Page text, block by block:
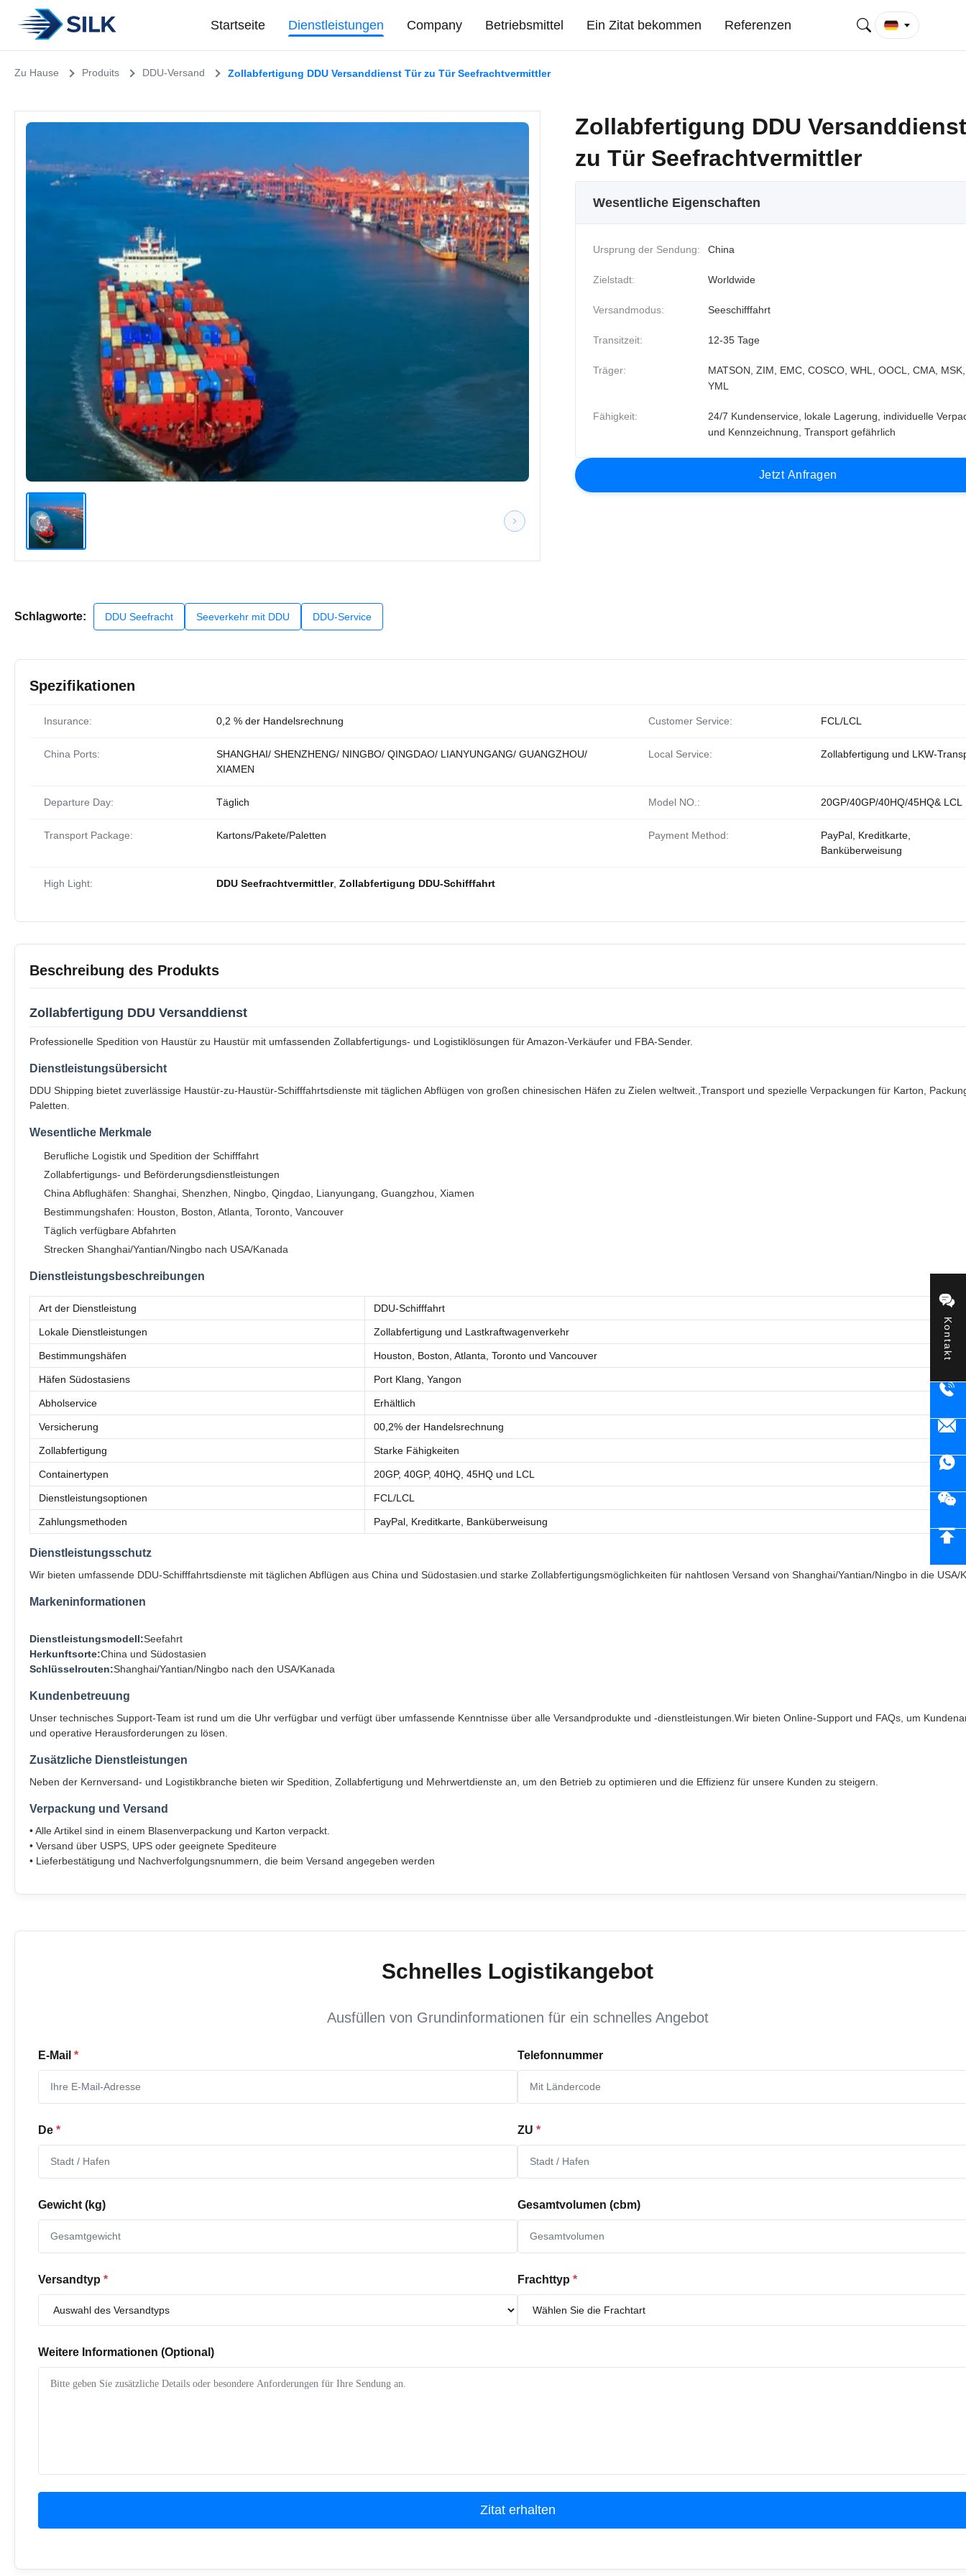
Kontakt
Startseite Dienstleistungen Company Betriebsmittel Ein Zitat bekommen Referenzen
Zu Hause Produits DDU-Versand Zollabfertigung DDU Versanddienst Tür zu Tür Seefrachtvermittler
Zollabfertigung DDU
zu Tür Seefrachtvermittler
Wesentliche Eigenschaften
Ursprung der Sendung: China
Zielstadt: Worldwide
Versandmodus: Seeschifffahrt
Transitzeit: 12-35 Tage
Träger:
MATSON, ZIM, EMC, COSCO, WHL, OOCL, CMA,
YML
Fähigkeit:
24/7 Kundenservice, lokale Lagerung, individuelle
und Kennzeichnung, Transport gefährlich
Jetzt Anfragen
Schlagworte: DDU Seefracht Seeverkehr mit DDU DDU-Service
Spezifikationen
Insurance: 0,2 % der Handelsrechnung Customer Service: FCL/LCL
China Ports:
SHANGHAI/ SHENZHENG/ NINGBO/ QINGDAO/ LIANYUNGANG/ GUANGZHOU/
XIAMEN
Local Service: Zollabfertigung und LKW-
Departure Day: Täglich Model NO.: 20GP/40GP/40HQ/45HQ& LCL
Transport Package: Kartons/Pakete/Paletten Payment Method:
PayPal, Kreditkarte,
Banküberweisung
High Light: DDU Seefrachtvermittler, Zollabfertigung DDU-Schifffahrt
Beschreibung des Produkts
Zollabfertigung DDU Versanddienst
Professionelle Spedition von Haustür zu Haustür mit umfassenden Zollabfertigungs- und Logistiklösungen für Amazon-Verkäufer und FBA-Sender.
Dienstleistungsübersicht
DDU Shipping bietet zuverlässige Haustür-zu-Haustür-Schifffahrtsdienste mit täglichen Abflügen von großen chinesischen Häfen zu Zielen weltweit.,Transport und spezielle Verpackungen für Karton,
Paletten.
Wesentliche Merkmale
Berufliche Logistik und Spedition der Schifffahrt
Zollabfertigungs- und Beförderungsdienstleistungen
China Abflughäfen: Shanghai, Shenzhen, Ningbo, Qingdao, Lianyungang, Guangzhou, Xiamen
Bestimmungshafen: Houston, Boston, Atlanta, Toronto, Vancouver
Täglich verfügbare Abfahrten
Strecken Shanghai/Yantian/Ningbo nach USA/Kanada
Dienstleistungsbeschreibungen
Art der Dienstleistung DDU-Schifffahrt
Lokale Dienstleistungen Zollabfertigung und Lastkraftwagenverkehr
Bestimmungshäfen Houston, Boston, Atlanta, Toronto und Vancouver
Häfen Südostasiens Port Klang, Yangon
Abholservice Erhältlich
Versicherung 00,2% der Handelsrechnung
Zollabfertigung Starke Fähigkeiten
Containertypen 20GP, 40GP, 40HQ, 45HQ und LCL
Dienstleistungsoptionen FCL/LCL
Zahlungsmethoden PayPal, Kreditkarte, Banküberweisung
Dienstleistungsschutz
Wir bieten umfassende DDU-Schifffahrtsdienste mit täglichen Abflügen aus China und Südostasien.und starke Zollabfertigungsmöglichkeiten für nahtlosen Versand von Shanghai/Yantian/Ningbo in die USA/
Markeninformationen
Dienstleistungsmodell:Seefahrt
Herkunftsorte:China und Südostasien
Schlüsselrouten:Shanghai/Yantian/Ningbo nach den USA/Kanada
Kundenbetreuung
Unser technisches Support-Team ist rund um die Uhr verfügbar und verfügt über umfassende Kenntnisse über alle Versandprodukte und -dienstleistungen.Wir bieten Online-Support und FAQs, um
und operative Herausforderungen zu lösen.
Zusätzliche Dienstleistungen
Neben der Kernversand- und Logistikbranche bieten wir Spedition, Zollabfertigung und Mehrwertdienste an, um den Betrieb zu optimieren und die Effizienz für unsere Kunden zu steigern.
Verpackung und Versand
• Alle Artikel sind in einem Blasenverpackung und Karton verpackt.
• Versand über USPS, UPS oder geeignete Spediteure
• Lieferbestätigung und Nachverfolgungsnummern, die beim Versand angegeben werden
Schnelles Logistikangebot
Ausfüllen von Grundinformationen für ein schnelles Angebot
E-Mail * Telefonnummer
De * ZU *
Gewicht (kg) Gesamtvolumen (cbm)
Versandtyp * Frachttyp *
Weitere Informationen (Optional)
Zitat erhalten